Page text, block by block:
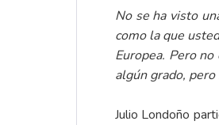
No se ha visto
como la que
Europea. Pero
algún grado,
Julio Londoño